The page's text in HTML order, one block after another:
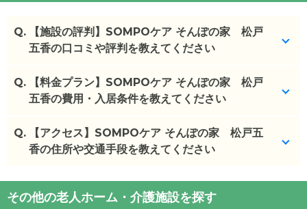
Q.
【施設の評判】SOMPOケア そんぽの家 松戸
五香の口コミや評判を教えてください
SOMPOケア そんぽの家 松戸五香を見学した方の
口コミを確認できます。
SOMPOケア そんぽの家 松戸五香の口コミ
・施設が明るいことと、介護士さんがとても親切な
ことが一番の魅力...
良かった。説明を...
Q.
【料金プラン】SOMPOケア そんぽの家 松戸
五香の費用・入居条件を教えてください
SOMPOケア そんぽの家 松戸五香の入居金・月
額料金は次のとおりです。
・月額費用が14.8〜19.8万円
Q.
【アクセス】SOMPOケア そんぽの家 松戸五
香の住所や交通手段を教えてください
SOMPOケア そんぽの家 松戸五香の交通アクセ
ス
その他の老人ホーム・介護施設を探す